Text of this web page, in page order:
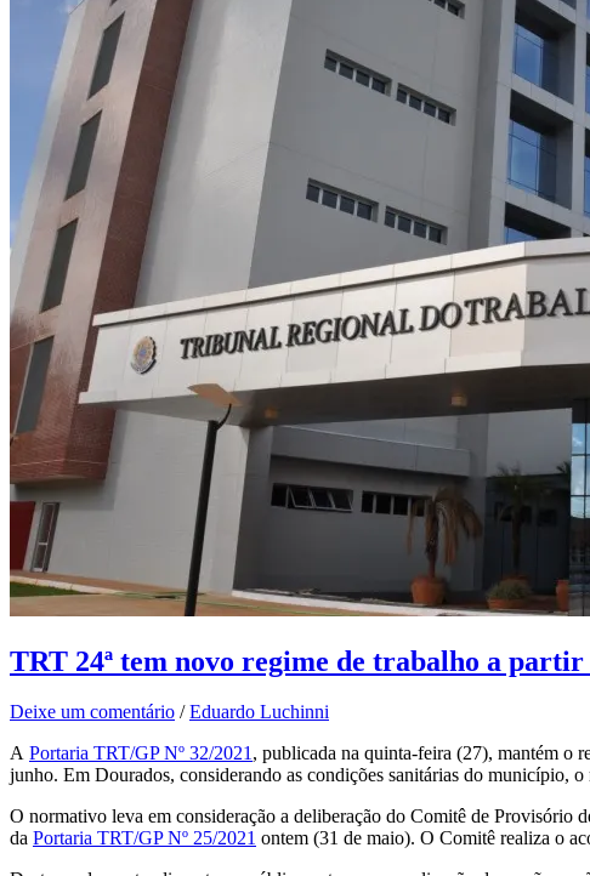
TRT 24ª tem novo regime de trabalho a partir
Deixe um comentário /Eduardo Luchinni
A Portaria TRT/GP Nº 32/2021, publicada na quinta-feira (27), mantém o
junho. Em Dourados, considerando as condições sanitárias do município,
O normativo leva em consideração a deliberação do Comitê de
da Portaria TRT/GP Nº 25/2021 ontem (31 de maio). O Comitê realiza o